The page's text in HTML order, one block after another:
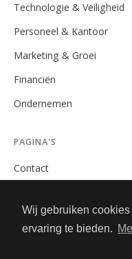
Wij gebruiken
ervaring te bieden.
Technologie & Veiligheid
Personeel & Kantoor
Marketing & Groei
Financiën
Ondernemen
PAGINA'S
Contact
Algemene Voorwaarden